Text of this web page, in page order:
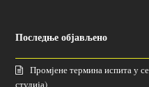
Последње објављено
Промјене термина испита у
студија)